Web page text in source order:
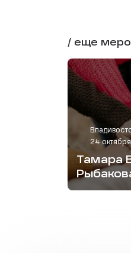
/ еще
24
Тамара